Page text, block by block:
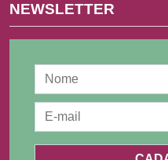
NEWSLETTER